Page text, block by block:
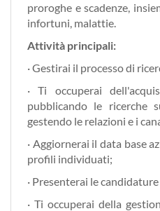
proroghe e scadenze,
infortuni, malattie.
Attività principali:
· Gestirai il processo di
· Ti occuperai
pubblicando le ricerche
gestendo le relazioni e i
· Aggiornerai il data base
profili individuati;
· Presenterai le
· Ti occuperai della